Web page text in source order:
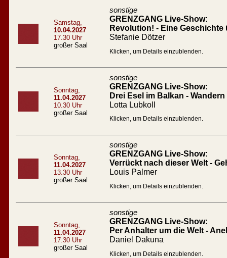
Samstag,
10.04.2027
17.30 Uhr
großer Saal
sonstige
GRENZGANG Live-Show:
Revolution! - Eine
Stefanie Dötzer
Klicken, um Details einzublenden.
Sonntag,
11.04.2027
10.30 Uhr
großer Saal
sonstige
GRENZGANG Live-Show:
Drei Esel im Balkan -
Lotta Lubkoll
Klicken, um Details einzublenden.
Sonntag,
11.04.2027
13.30 Uhr
großer Saal
sonstige
GRENZGANG Live-Show:
Verrückt nach dieser Welt -
Louis Palmer
Klicken, um Details einzublenden.
Sonntag,
11.04.2027
17.30 Uhr
großer Saal
sonstige
GRENZGANG Live-Show:
Per Anhalter um die Welt -
Daniel Dakuna
Klicken, um Details einzublenden.